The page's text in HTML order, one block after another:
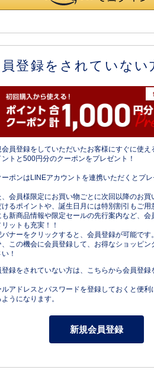
登録をされていない
会員登録をしていただいたお客様にすぐに使え
ントと500円分のクーポンをプレゼント！
ポンはLINEアカウントを連携いただくとプレ
、会員様限定にお買い物ごとに次回以降のお買
けるポイントや、誕生日月には特別割引もご用
も新商品情報や限定セールの先行案内など、会
ットも充実！！
バナーをクリックすると、会員登録が可能です。
、この機会に会員登録して、お得なショッピン
！
登録をされていない方は、こちらから会員登録
ルアドレスとパスワードを登録しておくと便利
ようになります。